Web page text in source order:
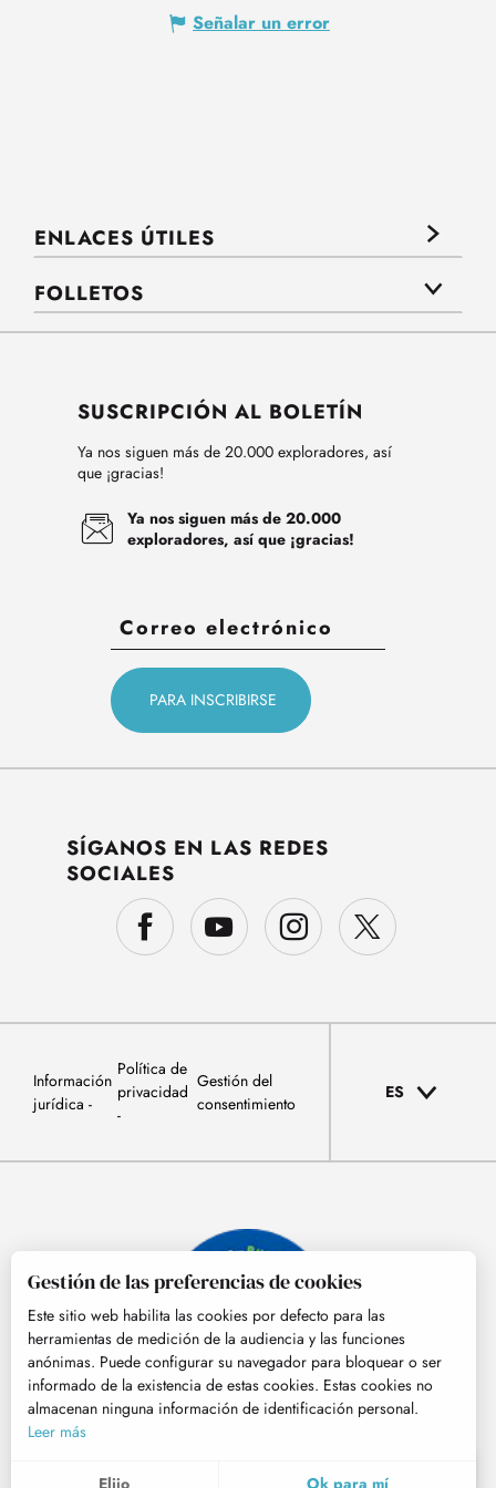
MENÚ
Señalar un error
ENLACES ÚTILES
FOLLETOS
SUSCRIPCIÓN AL BOLETÍN
Ya nos siguen más de 20.000 exploradores, así
que ¡gracias!
Ya nos siguen más de 20.000
exploradores, así que ¡gracias!
SÍGANOS EN LAS REDES
SOCIALES
Información
jurídica
Política de
privacidad
Gestión del
consentimiento
ES
© Tourisme Hautes-Pyrénées
Gestión de las preferencias de cookies
Este sitio web habilita las cookies por defecto para las
herramientas de medición de la audiencia y las funciones
anónimas. Puede configurar su navegador para bloquear o ser
informado de la existencia de estas cookies. Estas cookies no
almacenan ninguna información de identificación personal.
Leer más
Elijo Ok para mí